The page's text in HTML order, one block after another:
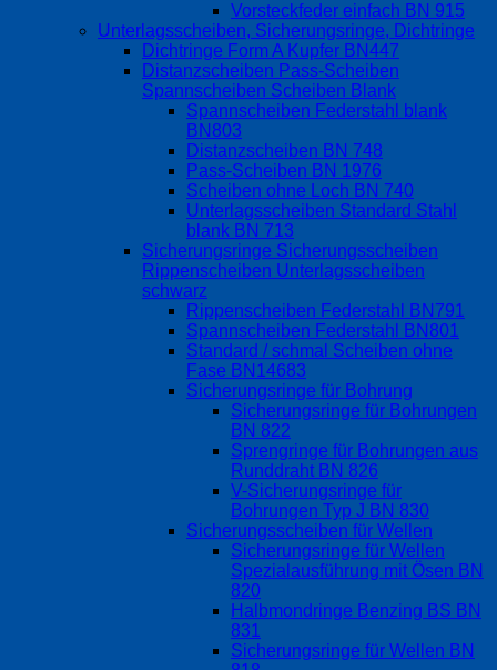
Vorsteckfeder einfach BN 915
Unterlagsscheiben, Sicherungsringe, Dichtringe
Dichtringe Form A Kupfer BN447
Distanzscheiben Pass-Scheiben
Spannscheiben Scheiben Blank
Spannscheiben Federstahl blank
BN803
Distanzscheiben BN 748
Pass-Scheiben BN 1976
Scheiben ohne Loch BN 740
Unterlagsscheiben Standard Stahl
blank BN 713
Sicherungsringe Sicherungsscheiben
Rippenscheiben Unterlagsscheiben
schwarz
Rippenscheiben Federstahl BN791
Spannscheiben Federstahl BN801
Standard / schmal Scheiben ohne
Fase BN14683
Sicherungsringe für Bohrung
Sicherungsringe für Bohrungen
BN 822
Sprengringe für Bohrungen aus
Runddraht BN 826
V-Sicherungsringe für
Bohrungen Typ J BN 830
Sicherungsscheiben für Wellen
Sicherungsringe für Wellen
Spezialausführung mit Ösen BN
820
Halbmondringe Benzing BS BN
831
Sicherungsringe für Wellen BN